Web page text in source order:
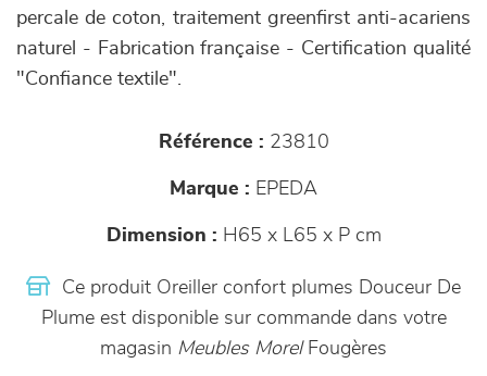
percale de coton, traitement greenfirst anti-acariens
naturel - Fabrication française - Certification qualité
"Confiance textile".
Référence : 23810
Marque : EPEDA
Dimension : H65 x L65 x P cm
Ce produit Oreiller confort plumes Douceur De
Plume est disponible sur commande dans votre
magasin Meubles MorelFougères